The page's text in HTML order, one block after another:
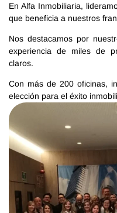
En Alfa Inmobiliaria,
que beneficia a nuestros
Nos destacamos por
experiencia de miles de
claros.
Con más de 200 oficinas,
elección para el éxito